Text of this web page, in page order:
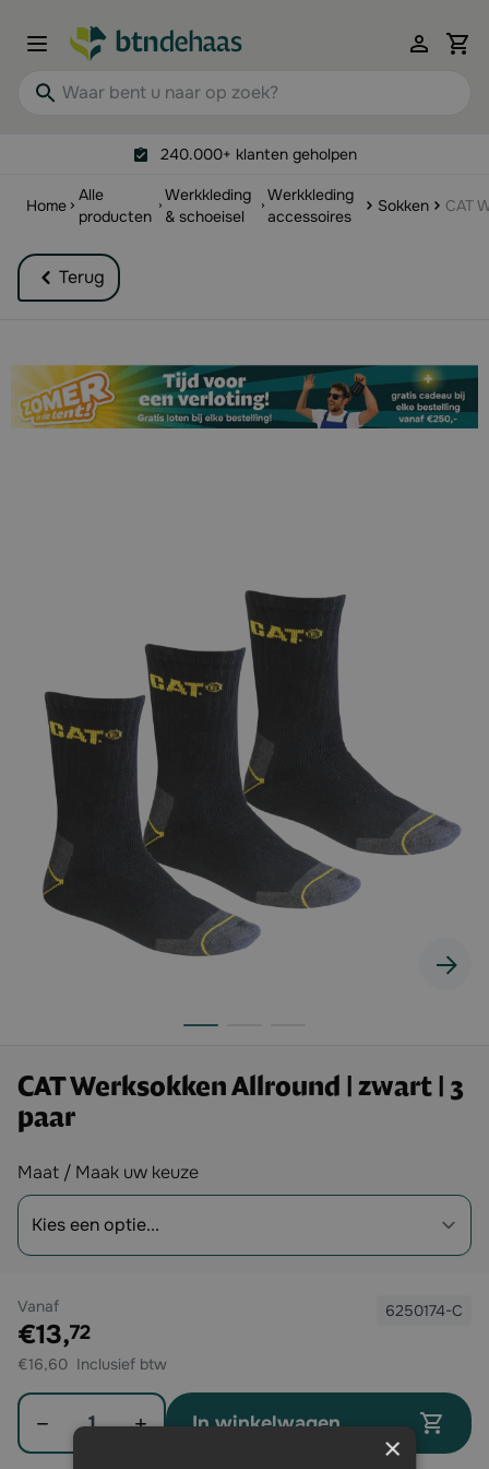
Waar bent u naar op zoek?
240.000+ klanten geholpen
Home
Alle
producten
Werkkleding
& schoeisel
Werkkleding
accessoires
Sokken CAT
Terug
CAT Werksokken Allround | zwart | 3
paar
Opties
Maat / Maak uw keuze
Vanaf
Exclusief btw:
€13,72
€16,60
6250174-C
Aantal
In winkelwagen
×